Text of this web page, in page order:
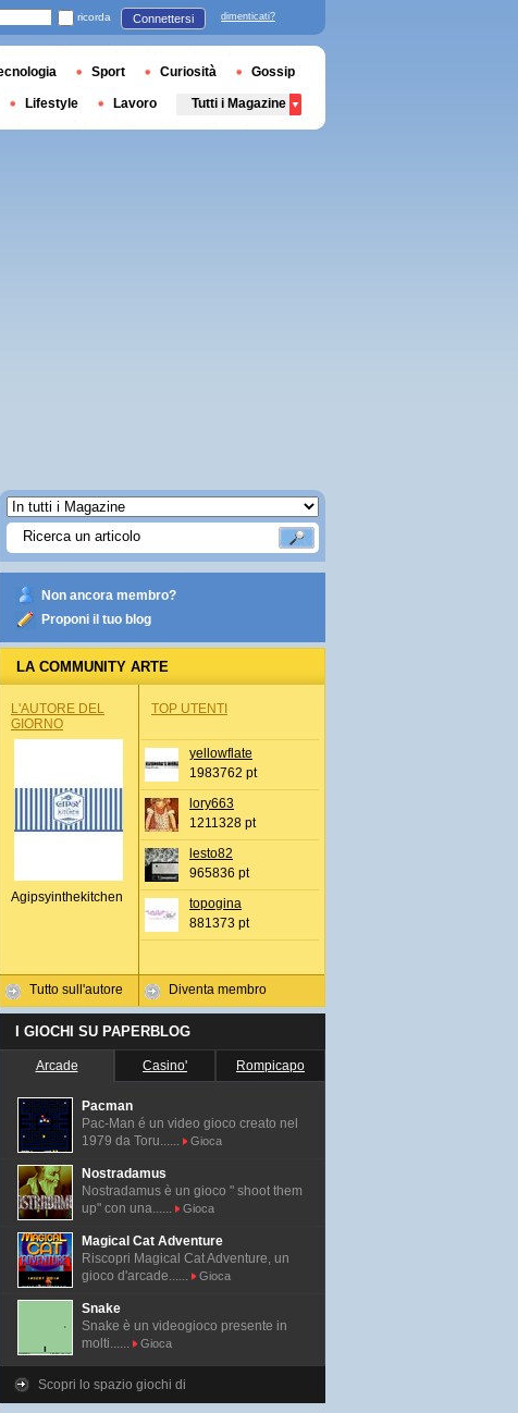
Non ancora membro?
Proponi il tuo blog
LA COMMUNITY ARTE
L'AUTORE DEL
GIORNO
Agipsyinthekitchen
Tutto sull'autore
TOP UTENTI
yellowflate
1983762 pt
lory663
1211328 pt
lesto82
965836 pt
topogina
881373 pt
Diventa membro
I GIOCHI SU PAPERBLOG
Arcade Casino' Rompicapo
Pacman
Pac-Man é un video gioco creato nel
1979 da Toru......
Gioca
Nostradamus
Nostradamus è un gioco " shoot them
up" con una......
Gioca
Magical Cat Adventure
Riscopri Magical Cat Adventure, un
gioco d'arcade......
Gioca
Snake
Snake è un videogioco presente in
molti......
Gioca
Scopri lo spazio giochi di
ricorda Connettersi dimenticati?
Sport Curiosità Gossip
Lifestyle Lavoro Tutti i Magazine